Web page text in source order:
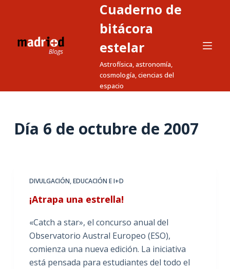
a
Cuaderno de
bitácora
estelar
Astrofísica, astronomía,
cosmología, ciencias del
espacio
Día 6 de octubre de 2007
DIVULGACIÓN,EDUCACIÓN E I+D
¡Atrapa una estrella!
«Catch a star», el concurso anual del
Observatorio Austral Europeo (ESO),
comienza una nueva edición. La iniciativa
está pensada para estudiantes del todo el